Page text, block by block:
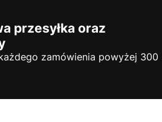
przesyłka oraz
zamówienia powyżej 300